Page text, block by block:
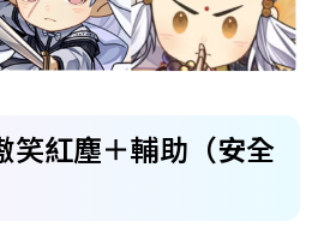
笑紅塵＋輔助（安全